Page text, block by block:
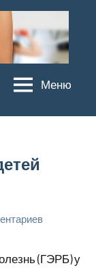
Меню
(ГЭРБ) у